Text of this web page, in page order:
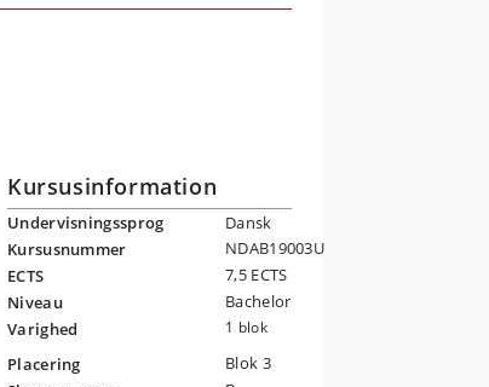
Kursusinformation
Undervisningssprog
Dansk
Kursusnummer
NDAB19003U
ECTS
7,5 ECTS
Niveau
Bachelor
Varighed
1 blok
Placering
Blok 3